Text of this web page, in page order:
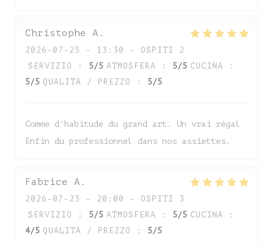
Christophe A
2026-07-25
- 13:30 - OSPITI 2
SERVIZIO
: 5/5 ATMOSFERA : 5/5 CUCINA :
5/5 QUALITÀ / PREZZO : 5/5
Comme d'habitude du grand art. Un vrai régal
Enfin du professionnel dans nos assiettes.
Fabrice A
2026-07-23
- 20:00 - OSPITI 3
SERVIZIO
: 5/5 ATMOSFERA : 5/5 CUCINA :
4/5 QUALITÀ / PREZZO : 5/5